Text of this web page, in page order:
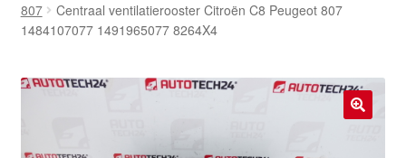
Algemene voorwaarden
Betalingen
807
Centraal ventilatierooster Citroën C8 Peugeot 807
1484107077 1491965077 8264X4